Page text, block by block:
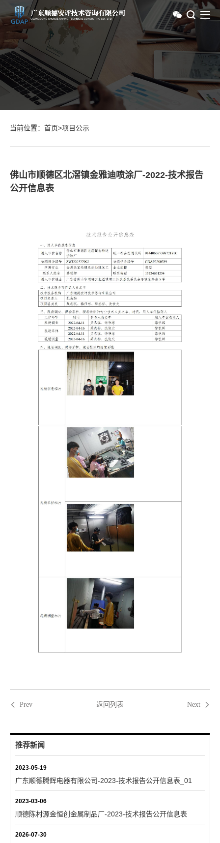
当前位置： 首页>项目公示
佛山市顺德区北滘镇金雅迪喷涂厂-2022-技术报告
公开信息表
Prev 返回列表 Next
推荐新闻
2023-05-19
广东顺德腾辉电器有限公司-2023-技术报告公开信息表_01
2023-03-06
顺德陈村源金恒创金属制品厂-2023-技术报告公开信息表
2026-07-30